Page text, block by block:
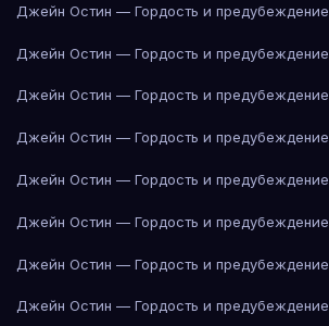
Джейн Остин — Гордость и предубеждение
Джейн Остин — Гордость и предубеждение
Джейн Остин — Гордость и предубеждение
Джейн Остин — Гордость и предубеждение
Джейн Остин — Гордость и предубеждение
Джейн Остин — Гордость и предубеждение
Джейн Остин — Гордость и предубеждение
Джейн Остин — Гордость и предубеждение